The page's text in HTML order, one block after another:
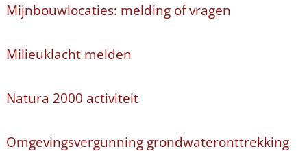
Mijnbouwlocaties: melding of vragen
Milieuklacht melden
Natura 2000 activiteit
Omgevingsvergunning grondwateronttrekking